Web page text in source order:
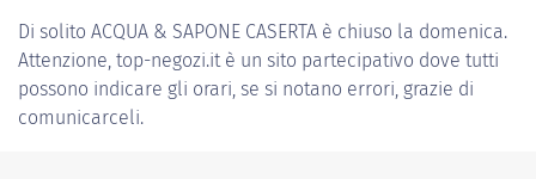
Di solito ACQUA & SAPONE CASERTA è chiuso la domenica.
Attenzione, top-negozi.it è un sito partecipativo dove tutti
possono indicare gli orari, se si notano errori, grazie di
comunicarceli.